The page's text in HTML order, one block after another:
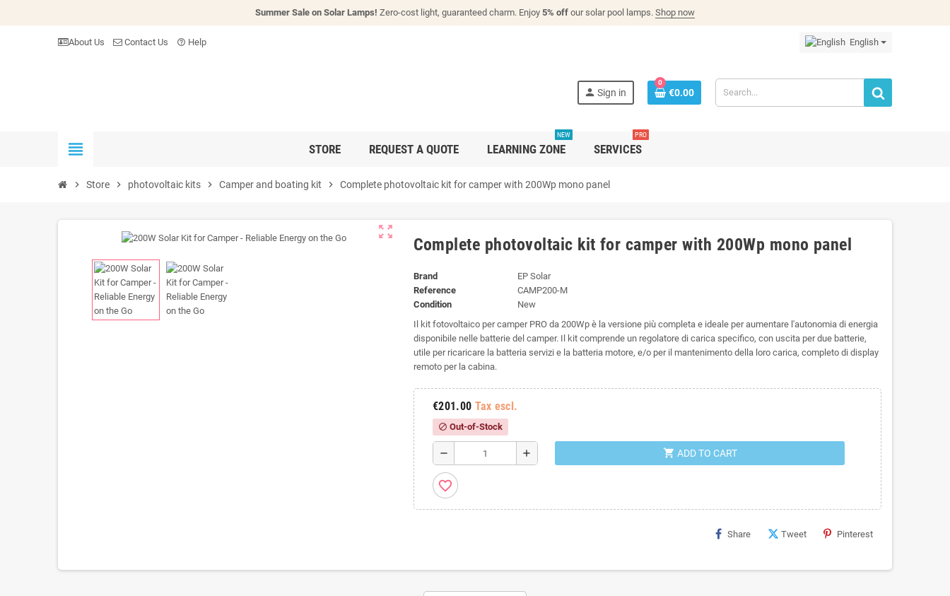
Summer Sale on Solar Lamps! Zero-cost light, guaranteed charm. Enjoy 5% off our solar pool lamps. Shop now
About Us Contact Us help_outline Help English
person Sign in
0
€0.00
view_headline STORE REQUEST A QUOTE LEARNING ZONE
NEW
SERVICES
PRO
chevron_right Store chevron_right photovoltaic kits chevron_right Camper and boating kit chevron_right Complete photovoltaic kit for camper with 200Wp mono panel
zoom_out_map
Complete photovoltaic kit for camper with 200Wp mono panel
Brand
EP Solar
Reference
CAMP200-M
Condition
New
Il kit fotovoltaico per camper PRO da 200Wp è la versione più completa e ideale per aumentare l'autonomia di energia
disponibile nelle batterie del camper. Il kit comprende un regolatore di carica specifico, con uscita per due batterie,
utile per ricaricare la batteria servizi e la batteria motore, e/o per il mantenimento della loro carica, completo di display
remoto per la cabina.
€201.00 Tax escl.
block Out-of-Stock
remove add shopping_cart ADD TO CART
favorite_border
Share Tweet Pinterest